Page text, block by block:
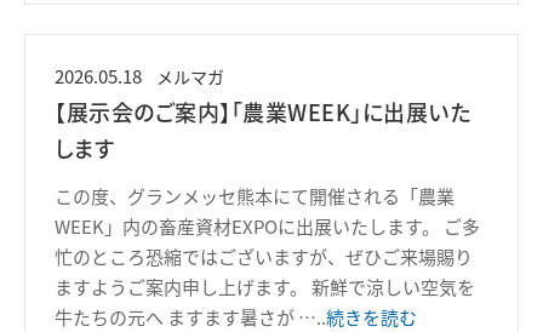
2026.05.18 メルマガ
【展示会のご案内】「農業WEEK」に出展いた
します
この度、グランメッセ熊本にて開催される「農業
WEEK」内の畜産資材EXPOに出展いたします。 ご多
忙のところ恐縮ではございますが、ぜひご来場賜り
ますようご案内申し上げます。 新鮮で涼しい空気を
牛たちの元へ ますます暑さが…..続きを読む